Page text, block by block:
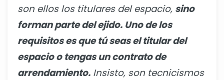
son ellos los titulares del espacio, sino
forman parte del ejido. Uno de los
requisitos es que tú seas el titular del
espacio o tengas un contrato de
arrendamiento. Insisto, son tecnicismos